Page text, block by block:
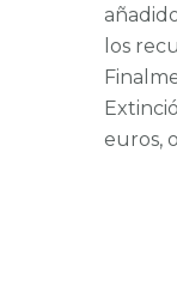
los
euros,